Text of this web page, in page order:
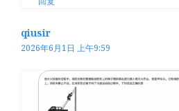
qiusir
2026年6月1日 上午9:59